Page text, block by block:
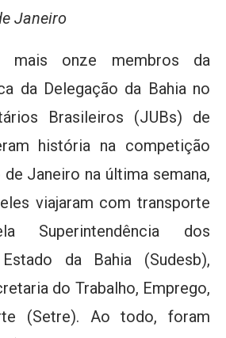
Janeiro
mais onze membros da
da Delegação da Bahia no
Brasileiros (JUBs) de
história na competição
Janeiro na última semana,
viajaram com transporte
Superintendência dos
da Bahia (Sudesb),
do Trabalho, Emprego,
(Setre). Ao todo, foram